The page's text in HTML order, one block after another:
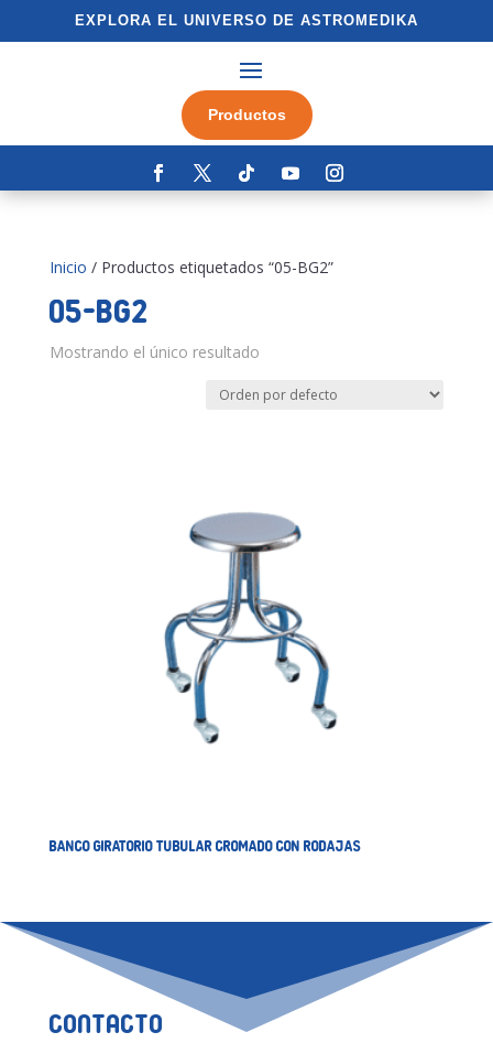
EXPLORA EL UNIVERSO DE ASTROMEDIKA
Productos
Inicio / Productos etiquetados “05-BG2”
05-BG2
Mostrando el único resultado
BANCO GIRATORIO TUBULAR CROMADO CON RODAJAS
Contacto